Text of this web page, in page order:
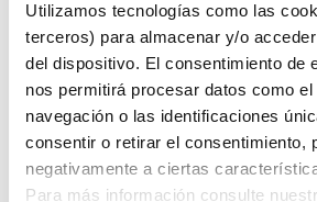
Utilizamos tecnologías como las
terceros) para almacenar y/o
del dispositivo. El consentimiento de
nos permitirá procesar datos como
navegación o las identificaciones
consentir o retirar el consentimiento,
negativamente a ciertas
Para más información consulte
Click&Collect - Recogida gratis
en nuestras tiendas